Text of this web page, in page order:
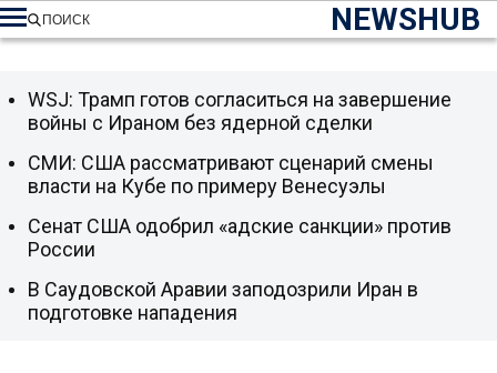
NEWSHUB
ПОИСК
WSJ: Трамп готов согласиться на завершение
войны с Ираном без ядерной сделки
СМИ: США рассматривают сценарий смены
власти на Кубе по примеру Венесуэлы
Сенат США одобрил «адские санкции» против
России
В Саудовской Аравии заподозрили Иран в
подготовке нападения